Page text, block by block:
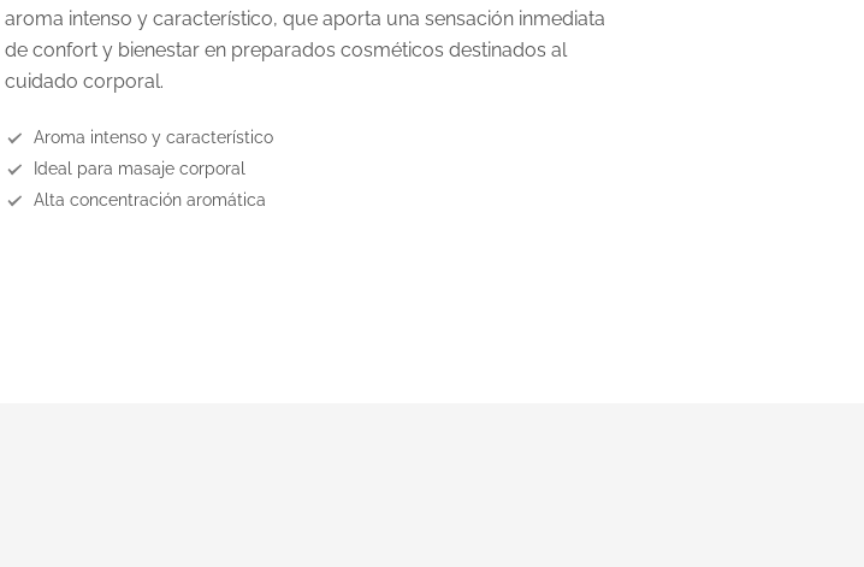
aroma intenso y característico, que aporta una sensación inmediata
de confort y bienestar en preparados cosméticos destinados al
cuidado corporal.
Aroma intenso y característico
Ideal para masaje corporal
Alta concentración aromática